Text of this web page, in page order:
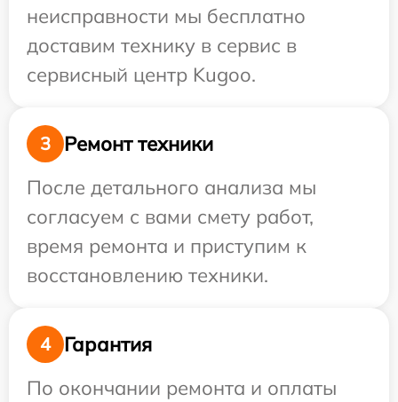
неисправности мы бесплатно
доставим технику в сервис в
сервисный центр Kugoo.
3
Ремонт техники
После детального анализа мы
согласуем с вами смету работ,
время ремонта и приступим к
восстановлению техники.
4
Гарантия
По окончании ремонта и оплаты